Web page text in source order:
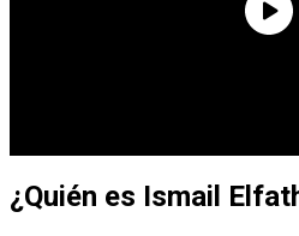
¿Quién es Ismail